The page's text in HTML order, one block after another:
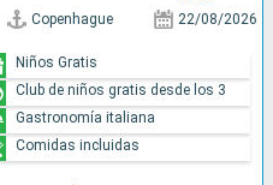
Copenhague 22/08/2026
Niños Gratis
Club de niños gratis desde los 3
Gastronomía italiana
Comidas incluidas